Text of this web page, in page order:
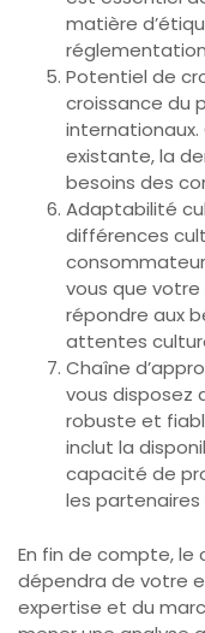
matière
Potentiel de
croissance du
internationaux.
existante, la
besoins des
Adaptabilité
différences
vous que
répondre aux
attentes
Chaîne
vous disposez
robuste et
inclut la
capacité de
les
En fin de compte, le
dépendra de votre
expertise et du